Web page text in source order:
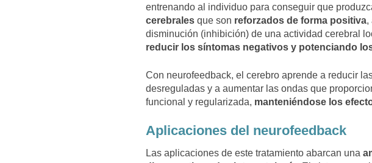
entrenando al individuo para conseguir que
cerebrales que son reforzados de forma positiva,
disminución (inhibición) de una actividad cerebral
reducir los síntomas negativos y potenciando
Con neurofeedback, el cerebro aprende a reducir
desreguladas y a aumentar las ondas que
funcional y regularizada, manteniéndose los
Aplicaciones del neurofeedback
Las aplicaciones de este tratamiento abarcan una